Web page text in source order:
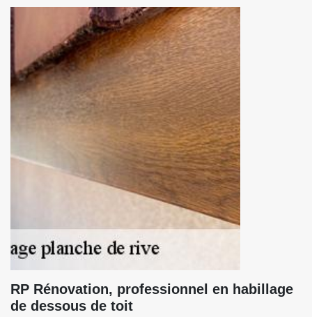
RP Rénovation, professionnel en habillage
de dessous de toit